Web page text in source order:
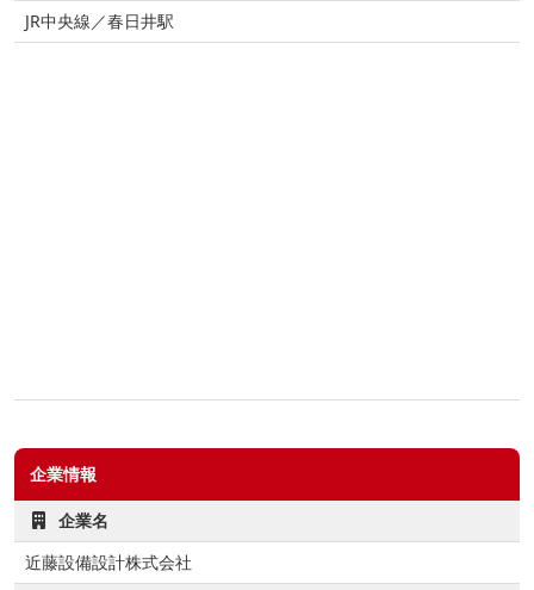
JR中央線／春日井駅
企業情報
企業名
近藤設備設計株式会社